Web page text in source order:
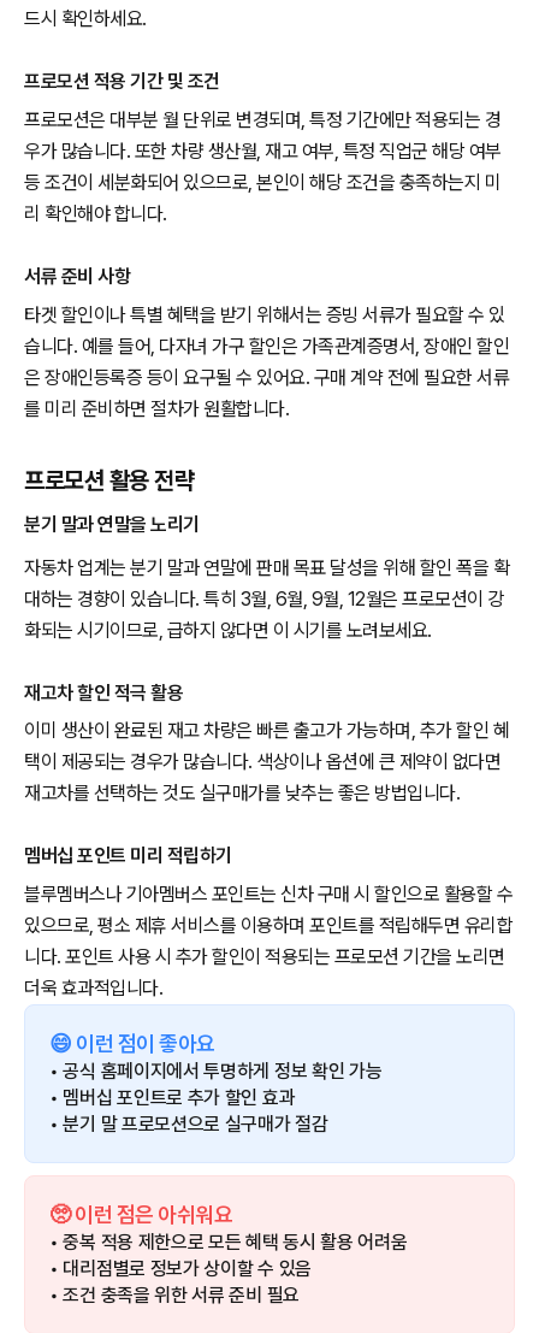
드시 확인하세요.
프로모션 적용 기간 및 조건
프로모션은 대부분 월 단위로 변경되며, 특정 기간에만 적용되는 경
우가 많습니다. 또한 차량 생산월, 재고 여부, 특정 직업군 해당 여부
등 조건이 세분화되어 있으므로, 본인이 해당 조건을 충족하는지 미
리 확인해야 합니다.
서류 준비 사항
타겟 할인이나 특별 혜택을 받기 위해서는 증빙 서류가 필요할 수 있
습니다. 예를 들어, 다자녀 가구 할인은 가족관계증명서, 장애인 할인
은 장애인등록증 등이 요구될 수 있어요. 구매 계약 전에 필요한 서류
를 미리 준비하면 절차가 원활합니다.
프로모션 활용 전략
분기 말과 연말을 노리기
자동차 업계는 분기 말과 연말에 판매 목표 달성을 위해 할인 폭을 확
대하는 경향이 있습니다. 특히 3월, 6월, 9월, 12월은 프로모션이 강
화되는 시기이므로, 급하지 않다면 이 시기를 노려보세요.
재고차 할인 적극 활용
이미 생산이 완료된 재고 차량은 빠른 출고가 가능하며, 추가 할인 혜
택이 제공되는 경우가 많습니다. 색상이나 옵션에 큰 제약이 없다면
재고차를 선택하는 것도 실구매가를 낮추는 좋은 방법입니다.
멤버십 포인트 미리 적립하기
블루멤버스나 기아멤버스 포인트는 신차 구매 시 할인으로 활용할 수
있으므로, 평소 제휴 서비스를 이용하며 포인트를 적립해두면 유리합
니다. 포인트 사용 시 추가 할인이 적용되는 프로모션 기간을 노리면
더욱 효과적입니다.
😄 이런 점이 좋아요
• 공식 홈페이지에서 투명하게 정보 확인 가능
• 멤버십 포인트로 추가 할인 효과
• 분기 말 프로모션으로 실구매가 절감
🥺 이런 점은 아쉬워요
• 중복 적용 제한으로 모든 혜택 동시 활용 어려움
• 대리점별로 정보가 상이할 수 있음
• 조건 충족을 위한 서류 준비 필요